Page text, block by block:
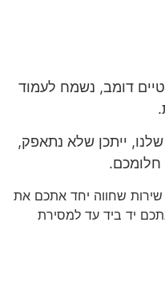
דומב, נשמח לעמוד
ייתכן שלא נתאפק,
חלומכם.
שירות שחווה יחד אתכם את
יד ביד עד למסירת